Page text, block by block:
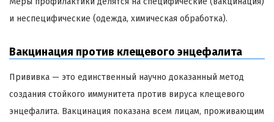
и неспецифические (одежда, химическая обработка).
Вакцинация против клещевого энцефалита
Прививка — это единственный научно доказанный метод
создания стойкого иммунитета против вируса клещевого
энцефалита. Вакцинация показана всем лицам, проживающим